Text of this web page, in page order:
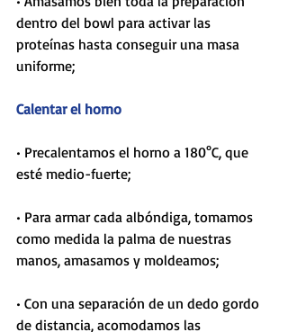
dentro del bowl para activar las
proteínas hasta conseguir una masa
uniforme;
Calentar el horno
• Precalentamos el horno a 180°C, que
esté medio-fuerte;
• Para armar cada albóndiga, tomamos
como medida la palma de nuestras
manos, amasamos y moldeamos;
• Con una separación de un dedo gordo
de distancia, acomodamos las